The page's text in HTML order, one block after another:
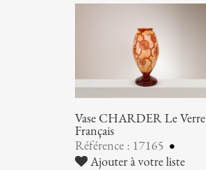
Vase CHARDER Le Verre
Français
Référence : 17165
Ajouter à votre liste